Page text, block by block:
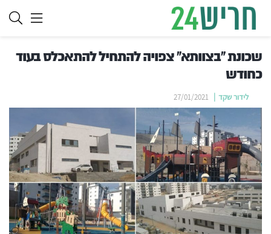
שכונת ”בצוותא“ צפויה להתחיל להתאכלס בעוד
כחודש
לידור שקד 27/01/2021